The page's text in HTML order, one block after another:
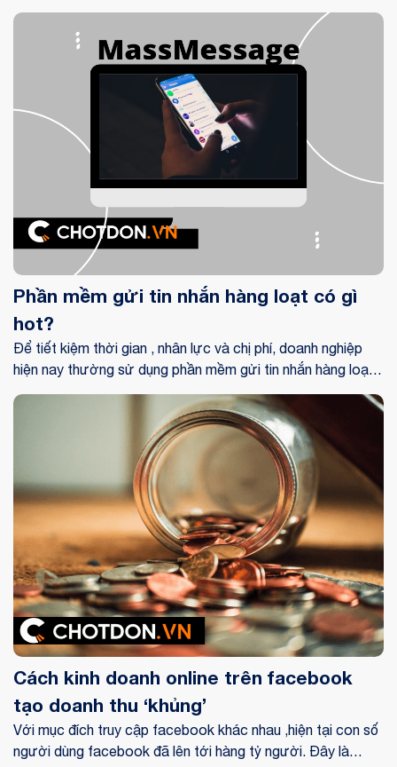
phẩm. Vậy bạn đã biết cách check mã vạch online chưa?
Phần mềm gửi tin nhắn hàng loạt có gì
hot?
Để tiết kiệm thời gian , nhân lực và chị phí, doanh nghiệp
hiện nay thường sử dụng phần mềm gửi tin nhắn hàng loạt
để gửi thông tin đến khách hàng. Nếu bạn chưa biết việc
gửi tin nhắn có lợi ích gì cho doanh nghiệp thì bạn có thể
xem bài viết dưới đây.
Cách kinh doanh online trên facebook
tạo doanh thu ‘khủng’
Với mục đích truy cập facebook khác nhau ,hiện tại con số
người dùng facebook đã lên tới hàng tỷ người. Đây là